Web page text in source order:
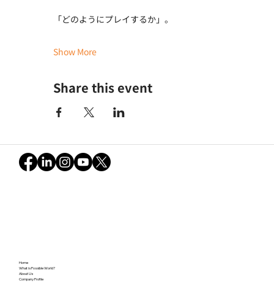
「どのようにプレイするか」。
Show More
Share this event
Home
What is Possible World?
About Us
Company Profile